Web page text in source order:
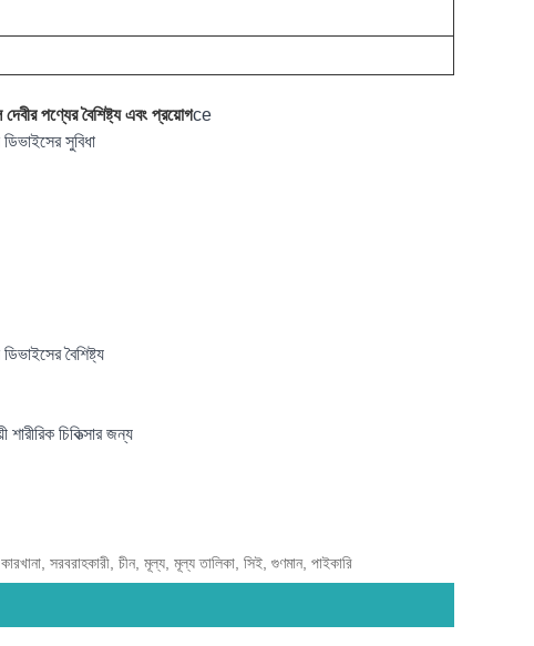
পণ্যের বৈশিষ্ট্য এবং প্রয়োগce
সুবিধা
বৈশিষ্ট্য
চিকিত্সার জন্য
সরবরাহকারী, চীন, মূল্য, মূল্য তালিকা, সিই, গুণমান, পাইকারি